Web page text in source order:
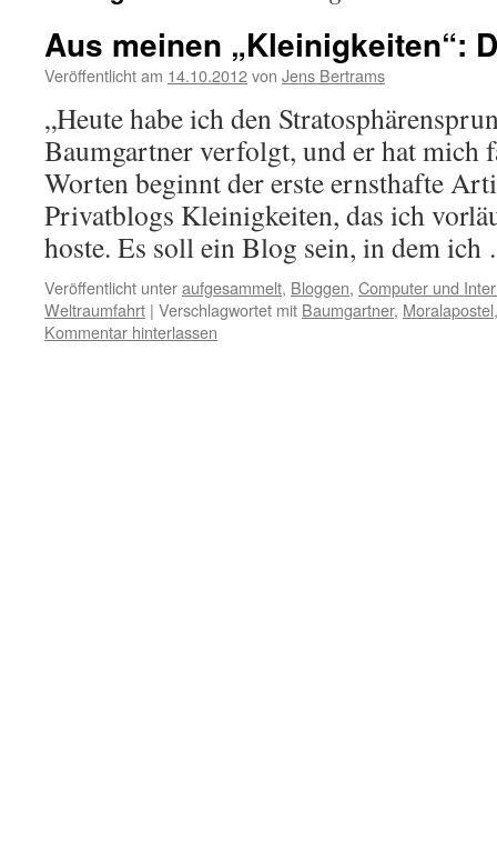
Aus meinen „Kleinigkeiten“:
Veröffentlicht am 14.10.2012von Jens Bertrams
„Heute habe ich den
Baumgartner verfolgt, und er hat mich
Worten beginnt der erste ernsthafte
Privatblogs Kleinigkeiten, das ich
hoste. Es soll ein Blog sein, in dem
Veröffentlicht unteraufgesammelt, Bloggen, Computer und
Weltraumfahrt | Verschlagwortet mit Baumgartner, Moralapostel
Kommentar hinterlassen